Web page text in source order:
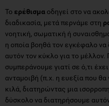
Το ερέθισμα οδηγεί στο να
διαδικασία, μετά περνάμε στη
νοητική, σωματική ή
η οποία βοηθά τον εγκέφαλο να
αυτόν τον κύκλο για το μέλλον.
συμπεράνουμε γιατί σε ό,τι
ανταμοιβή (π.χ. η ευεξία που
κιλά, διατηρώντας μια
δύσκολο να διατηρήσουμε